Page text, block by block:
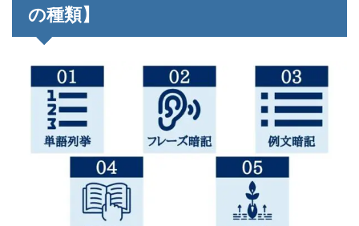
の種類】